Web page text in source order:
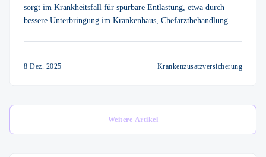
sorgt im Krankheitsfall für spürbare Entlastung, etwa durch
bessere Unterbringung im Krankenhaus, Chefarztbehandlung
8 Dez. 2025 Krankenzusatzversicherung
Weitere Artikel